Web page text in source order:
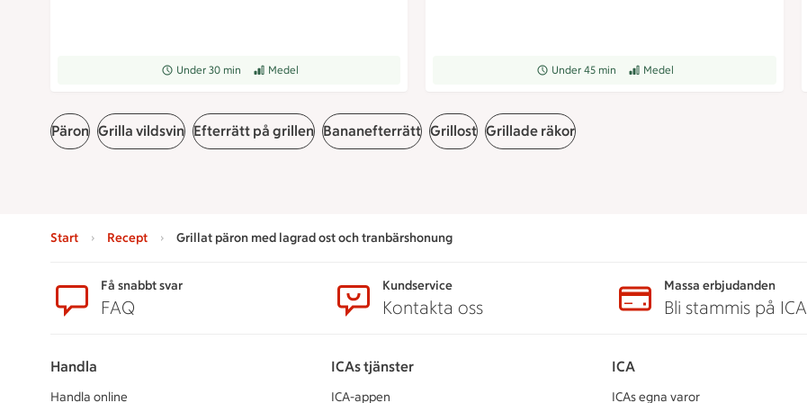
Receptet tar Under 30 min att tillaga
Under 30 min Receptet har Medel svårighetsgrad
Medel Receptet tar Under 45 min att tillaga
Under 45 min Receptet har Medel svårighetsgrad
Medel
Päron Grilla vildsvin Efterrätt på grillen Bananefterrätt Grillost Grillade räkor
Start Recept Grillat päron med lagrad ost och tranbärshonung
Få snabbt svar
FAQ
Kundservice
Kontakta oss
Massa erbjudanden
Bli stammis på ICA
Handla
Handla online
ICAs tjänster
ICA-appen
ICA
ICAs egna varor